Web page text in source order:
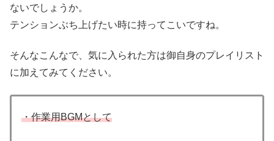
ないでしょうか。
テンションぶち上げたい時に持ってこいですね。
そんなこんなで、気に入られた方は御自身のプレイリスト
に加えてみてください。
・作業用BGMとして